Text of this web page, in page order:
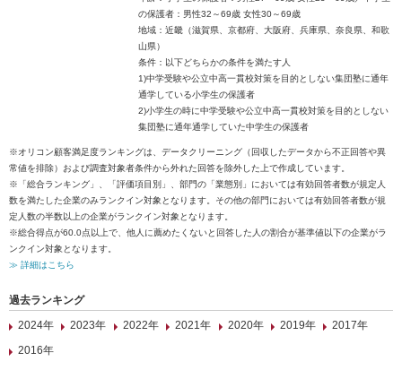
の保護者：男性32～69歳 女性30～69歳
地域：近畿（滋賀県、京都府、大阪府、兵庫県、奈良県、和歌
山県）
条件：以下どちらかの条件を満たす人
1)中学受験や公立中高一貫校対策を目的としない集団塾に通年
通学している小学生の保護者
2)小学生の時に中学受験や公立中高一貫校対策を目的としない
集団塾に通年通学していた中学生の保護者
※オリコン顧客満足度ランキングは、データクリーニング（回収したデータから不正回答や異
常値を排除）および調査対象者条件から外れた回答を除外した上で作成しています。
※「総合ランキング」、「評価項目別」、部門の「業態別」においては有効回答者数が規定人
数を満たした企業のみランクイン対象となります。その他の部門においては有効回答者数が規
定人数の半数以上の企業がランクイン対象となります。
※総合得点が60.0点以上で、他人に薦めたくないと回答した人の割合が基準値以下の企業がラ
ンクイン対象となります。
≫ 詳細はこちら
過去ランキング
2024年
2023年 2022年 2021年 2020年 2019年
2017年
2016年